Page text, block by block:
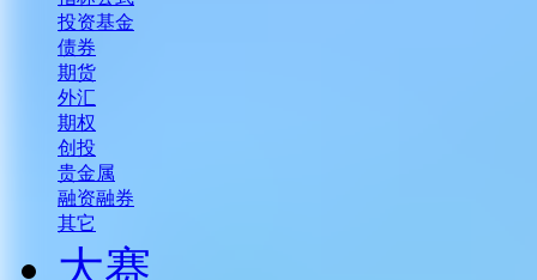
投资基金
债券
期货
外汇
期权
创投
贵金属
融资融券
其它
大赛